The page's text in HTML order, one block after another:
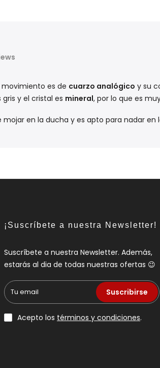
es de cuarzo analógico y su
gris y el cristal es mineral, por lo que es
mojar en la ducha y es apto para nadar en
¡Suscríbete a nuestra Newsletter!
Suscríbete a nuestra Newsletter. Además,
estarás al dia de todas nuestras ofertas 😉
Suscribirse
Acepto los términos y condiciones.